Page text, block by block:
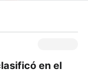
en el